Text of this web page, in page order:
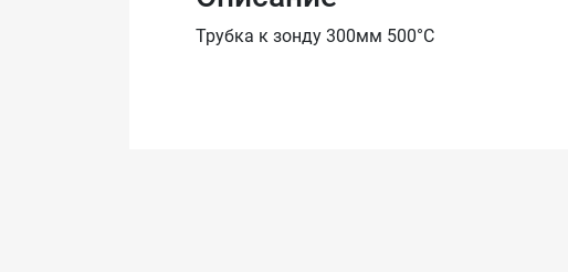
Трубка к зонду 300мм 500°С